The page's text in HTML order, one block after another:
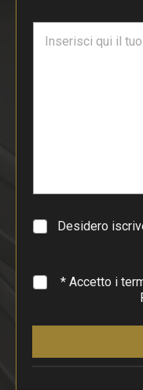
g
a
f
Desidero
* * Accetto i